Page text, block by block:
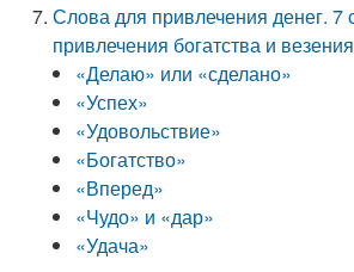
Слова для привлечения денег. 7
привлечения богатства и везения
«Делаю» или «сделано»
«Успех»
«Удовольствие»
«Богатство»
«Вперед»
«Чудо» и «дар»
«Удача»